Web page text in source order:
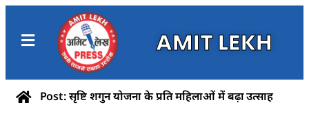
AMIT LEKH
Post: सृष्टि शगुन योजना के प्रति महिलाओं में बढ़ा उत्साह